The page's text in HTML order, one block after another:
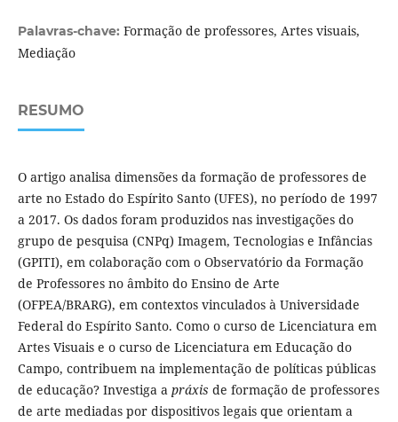
Palavras-chave: Formação de professores, Artes visuais,
Mediação
RESUMO
O artigo analisa dimensões da formação de professores de
arte no Estado do Espírito Santo (UFES), no período de 1997
a 2017. Os dados foram produzidos nas investigações do
grupo de pesquisa (CNPq) Imagem, Tecnologias e Infâncias
(GPITI), em colaboração com o Observatório da Formação
de Professores no âmbito do Ensino de Arte
(OFPEA/BRARG), em contextos vinculados à Universidade
Federal do Espírito Santo. Como o curso de Licenciatura em
Artes Visuais e o curso de Licenciatura em Educação do
Campo, contribuem na implementação de políticas públicas
de educação? Investiga a práxis de formação de professores
de arte mediadas por dispositivos legais que orientam a